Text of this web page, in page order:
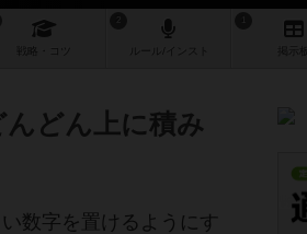
戦略
どん上に積み
数字を置けるようにす